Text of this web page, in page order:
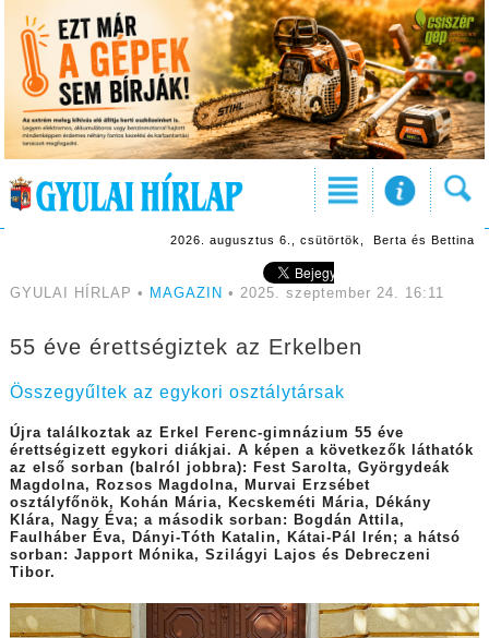
2026. augusztus 6., csütörtök, Berta és Bettina
GYULAI HÍRLAP • MAGAZIN • 2025. szeptember 24. 16:11
55 éve érettségiztek az Erkelben
Összegyűltek az egykori osztálytársak
Újra találkoztak az Erkel Ferenc-gimnázium 55 éve
érettségizett egykori diákjai. A képen a következők láthatók
az első sorban (balról jobbra): Fest Sarolta, Györgydeák
Magdolna, Rozsos Magdolna, Murvai Erzsébet
osztályfőnök, Kohán Mária, Kecskeméti Mária, Dékány
Klára, Nagy Éva; a második sorban: Bogdán Attila,
Faulháber Éva, Dányi-Tóth Katalin, Kátai-Pál Irén; a hátsó
sorban: Japport Mónika, Szilágyi Lajos és Debreczeni
Tibor.